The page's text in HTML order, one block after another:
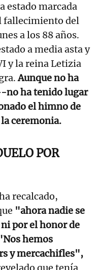
estado marcada
fallecimiento del
a los 88 años.
a media asta y
y la reina Letizia
Aunque no ha
no ha tenido lugar
el himno de
ceremonia.
POR
recalcado,
"ahora nadie se
por el honor de
hemos
y mercachifles",